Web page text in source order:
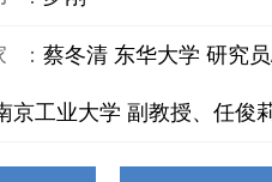
蔡冬清 东华大学 研究
京工业大学 副教授、任俊